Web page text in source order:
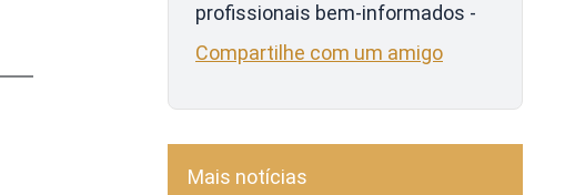
profissionais bem-informados -
Compartilhe com um amigo
Mais notícias